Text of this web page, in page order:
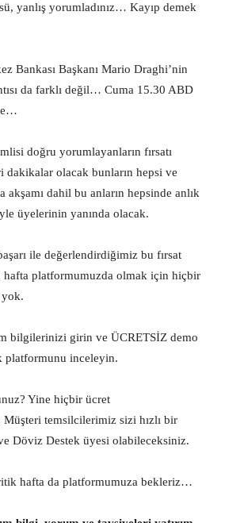
yanlış yorumladınız… Kayıp demek
Bankası Başkanı Mario Draghi’nin
da farklı değil… Cuma 15.30 ABD
doğru yorumlayanların fırsatı
olacak bunların hepsi ve
akşamı dahil bu anların hepsinde anlık
üyelerinin yanında olacak.
ile değerlendirdiğimiz bu fırsat
hafta platformumuzda olmak için hiçbir
yok.
bilgilerinizi girin ve ÜCRETSİZ demo
platformunu inceleyin.
Yine hiçbir ücret
temsilcilerimiz sizi hızlı bir
Döviz Destek üyesi olabileceksiniz.
hafta da platformumuza bekleriz…